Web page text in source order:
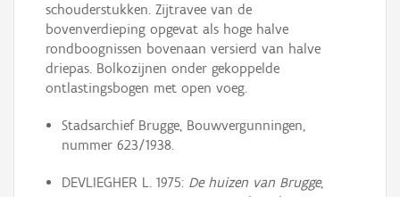
schouderstukken. Zijtravee van de
bovenverdieping opgevat als hoge halve
rondboognissen bovenaan versierd van halve
driepas. Bolkozijnen onder gekoppelde
ontlastingsbogen met open voeg.
Stadsarchief Brugge, Bouwvergunningen,
nummer 623/1938.
DEVLIEGHER L. 1975: De huizen van Brugge,